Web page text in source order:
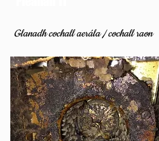
Glanadh cochall aerála / cochall raon